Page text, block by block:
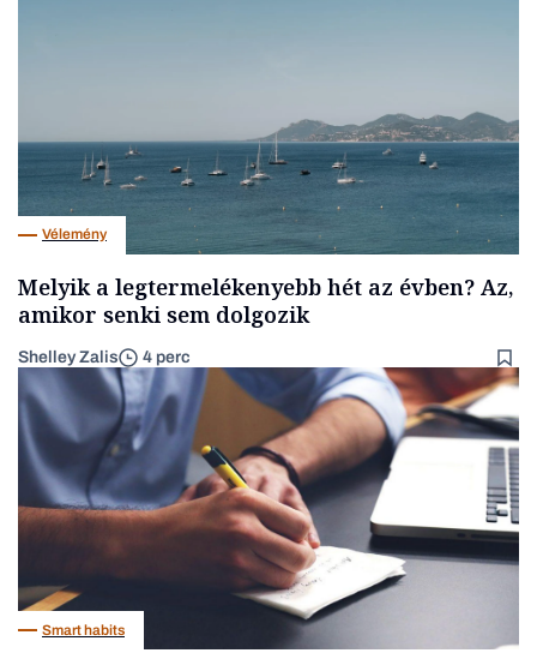
Vélemény
Melyik a legtermelékenyebb hét az évben? Az,
amikor senki sem dolgozik
Shelley Zalis 4 perc
Smart habits